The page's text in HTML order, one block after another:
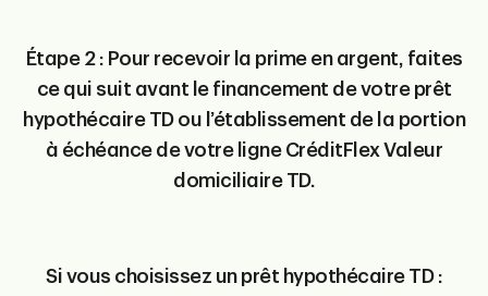
Étape 2 : Pour recevoir la prime en argent, faites
ce qui suit avant le financement de votre prêt
hypothécaire TD ou l’établissement de la portion
à échéance de votre ligne CréditFlex Valeur
domiciliaire TD.
Si vous choisissez un prêt hypothécaire TD :